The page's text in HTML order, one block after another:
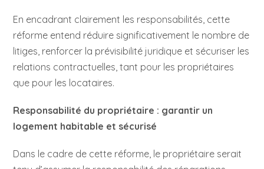
En encadrant clairement les responsabilités, cette
réforme entend réduire significativement le nombre de
litiges, renforcer la prévisibilité juridique et sécuriser les
relations contractuelles, tant pour les propriétaires
que pour les locataires.
Responsabilité du propriétaire : garantir un
logement habitable et sécurisé
Dans le cadre de cette réforme, le propriétaire serait